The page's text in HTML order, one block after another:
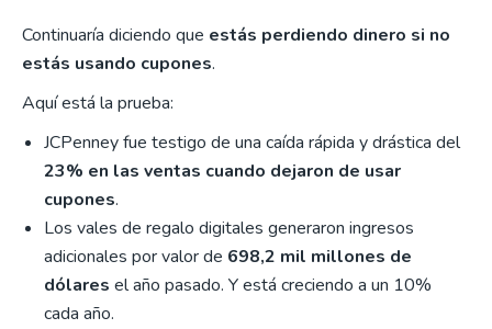
Continuaría diciendo que estás perdiendo dinero si no
estás usando cupones.
Aquí está la prueba:
JCPenney fue testigo de una caída rápida y drástica del
23% en las ventas cuando dejaron de usar
cupones.
Los vales de regalo digitales generaron ingresos
adicionales por valor de 698,2 mil millones de
dólares el año pasado. Y está creciendo a un 10%
cada año.